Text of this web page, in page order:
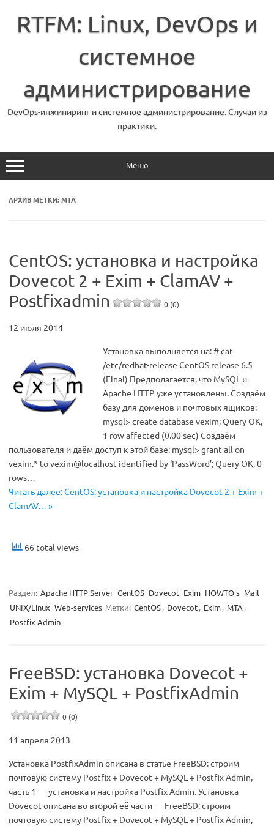
содержимому
RTFM: Linux, DevOps и
системное
администрирование
DevOps-инжиниринг и системное администрирование. Случаи из
практики.
Меню
АРХИВ МЕТКИ:MTA
CentOS: установка и настройка
Dovecot 2 + Exim + ClamAV +
Postfixadmin
0 (0)
12 июля 2014
Установка выполняется на: # cat
/etc/redhat-release CentOS release 6.5
(Final) Предполагается, что MySQL и
Apache HTTP уже установлены. Создаём
базу для доменов и почтовых ящиков:
mysql> create database vexim; Query OK,
1 row affected (0.00 sec) Создаём
пользователя и даём доступ к этой базе: mysql> grant all on
vexim.* to vexim@localhost identified by ‘PassWord’; Query OK, 0
rows…
Читать далее: CentOS: установка и настройка Dovecot 2 + Exim +
ClamAV… »
66 total views
Раздел: Apache HTTP Server CentOS Dovecot Exim HOWTO's Mail
UNIX/Linux Web-services Метки: CentOS, Dovecot, Exim, MTA ,
Postfix Admin
FreeBSD: установка Dovecot +
Exim + MySQL + PostfixAdmin
0 (0)
11 апреля 2013
Установка PostfixAdmin описана в статье FreeBSD: строим
почтовую систему Postfix + Dovecot + MySQL + Postfix Admin,
часть 1 — установка и настройка Postfix Admin. Установка
Dovecot описана во второй её части — FreeBSD: строим
почтовую систему Postfix + Dovecot + MySQL + Postfix Admin,